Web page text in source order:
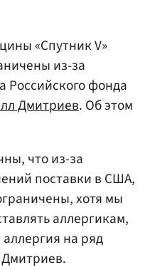
«Спутник V»
из-за
Российского фонда
Дмитриев. Об этом
что из-за
поставки в США,
хотя мы
аллергикам,
на ряд